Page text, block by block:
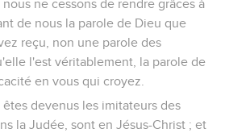
ne cessons de rendre grâces à
de nous la parole de Dieu que
reçu, non une parole des
l'est véritablement, la parole de
en vous qui croyez.
devenus les imitateurs des
la Judée, sont en Jésus-Christ ; et